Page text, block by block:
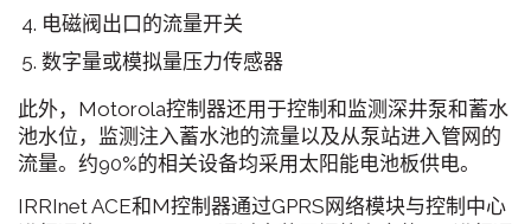
电磁阀出口的流量开关
数字量或模拟量压力传感器
此外，Motorola控制器还用于控制和监测深井泵和蓄水
池水位，监测注入蓄水池的流量以及从泵站进入管网的
流量。约90%的相关设备均采用太阳能电池板供电。
IRRInet ACE和M控制器通过GPRS网络模块与控制中心